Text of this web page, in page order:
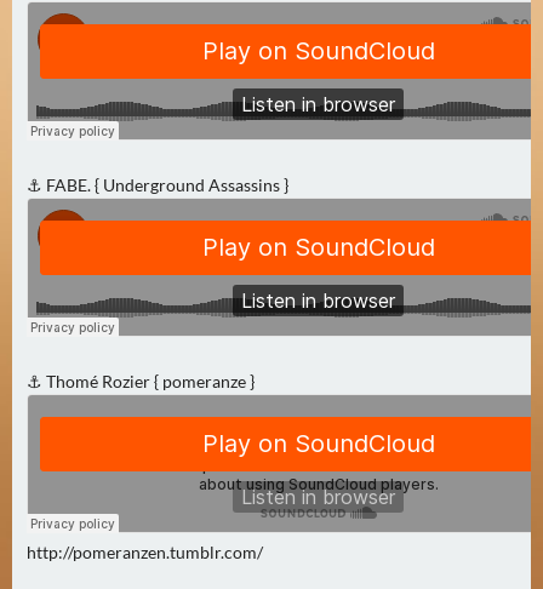
E
E
R
M
O
G
E
)
⚓ FABE. { Underground Assassins }
⚓ Thomé Rozier { pomeranze }
http://pomeranzen.tumblr.com/